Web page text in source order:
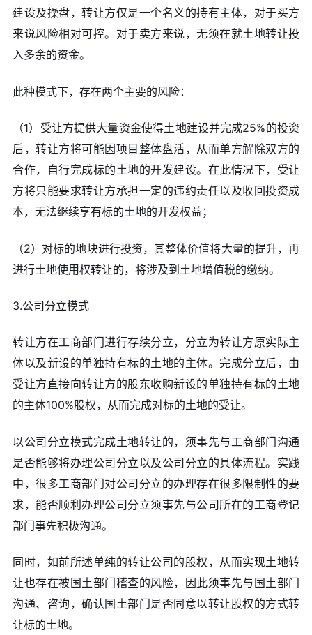
建设及操盘，转让方仅是一个名义的持有主体，对于买方
来说风险相对可控。对于卖方来说，无须在就土地转让投
入多余的资金。
此种模式下，存在两个主要的风险：
（1）受让方提供大量资金使得土地建设并完成25%的投资
后，转让方将可能因项目整体盘活，从而单方解除双方的
合作，自行完成标的土地的开发建设。在此情况下，受让
方将只能要求转让方承担一定的违约责任以及收回投资成
本，无法继续享有标的土地的开发权益；
（2）对标的地块进行投资，其整体价值将大量的提升，再
进行土地使用权转让的，将涉及到土地增值税的缴纳。
3.公司分立模式
转让方在工商部门进行存续分立，分立为转让方原实际主
体以及新设的单独持有标的土地的主体。完成分立后，由
受让方直接向转让方的股东收购新设的单独持有标的土地
的主体100%股权，从而完成对标的土地的受让。
以公司分立模式完成土地转让的，须事先与工商部门沟通
是否能够将办理公司分立以及公司分立的具体流程。实践
中，很多工商部门对公司分立的办理存在很多限制性的要
求，能否顺利办理公司分立须事先与公司所在的工商登记
部门事先积极沟通。
同时，如前所述单纯的转让公司的股权，从而实现土地转
让也存在被国土部门稽查的风险，因此须事先与国土部门
沟通、咨询，确认国土部门是否同意以转让股权的方式转
让标的土地。